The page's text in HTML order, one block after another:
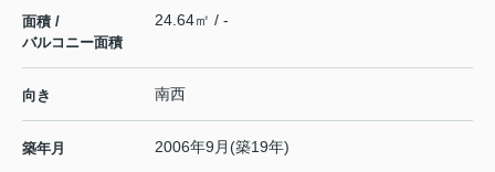
面積 /
バルコニー面積
24.64㎡ / -
向き 南西
築年月 2006年9月(築19年)